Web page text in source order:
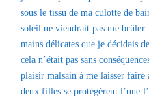
sous le tissu de ma culotte de
soleil ne viendrait pas me
mains délicates que je décidais
cela n’était pas sans
plaisir malsain à me laisser
deux filles se protégèrent l’une